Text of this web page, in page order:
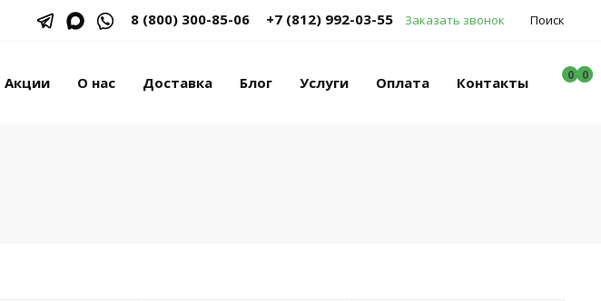
8 (800) 300-85-06 +7 (812) 992-03-55 Заказать звонок Поиск
Акции О нас Доставка Блог Услуги Оплата Контакты 0 0
0